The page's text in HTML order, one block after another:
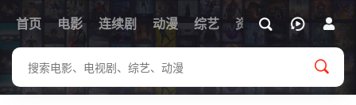
首页 电影 连续剧 动漫 综艺 资讯